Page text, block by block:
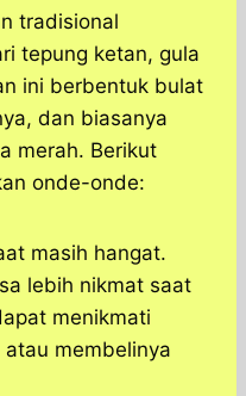
tradisional
tepung ketan, gula
ini berbentuk bulat
dan biasanya
merah. Berikut
onde-onde:
masih hangat.
lebih nikmat saat
menikmati
membelinya